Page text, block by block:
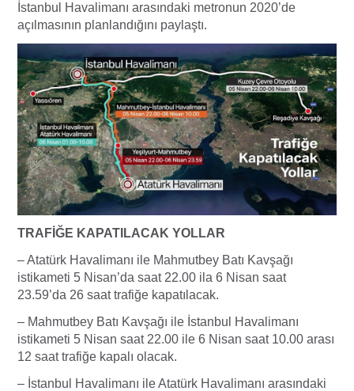
İstanbul Havalimanı arasındaki metronun 2020’de
açılmasının planlandığını paylaştı.
TRAFİĞE KAPATILACAK YOLLAR
– Atatürk Havalimanı ile Mahmutbey Batı Kavşağı
istikameti 5 Nisan’da saat 22.00 ila 6 Nisan saat
23.59’da 26 saat trafiğe kapatılacak.
– Mahmutbey Batı Kavşağı ile İstanbul Havalimanı
istikameti 5 Nisan saat 22.00 ile 6 Nisan saat 10.00 arası
12 saat trafiğe kapalı olacak.
– İstanbul Havalimanı ile Atatürk Havalimanı arasındaki